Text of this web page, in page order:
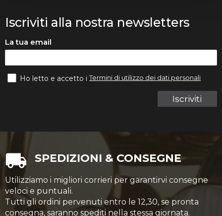
Iscriviti alla nostra newsletters
La tua email
Iscriviti
Ho letto e accetto iTermini di utilizzo dei dati personali
SPEDIZIONI & CONSEGNE
Utilizziamo i migliori corrieri per garantirvi consegne
veloci e puntuali.
Tutti gli ordini pervenuti entro le 12,30, se pronta
consegna, saranno spediti nella stessa giornata.